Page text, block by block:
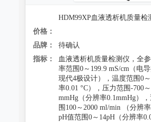
HDM99XP血液透析机质量检
价格：
品牌：
待确认
指标：
血液透析机质量检测仪，全
率范围0～199.9 mS/cm（电
现代4极设计），温度范围0
率0.01 °C），压力范围-700
mmHg（分辨率0.1mmHg）
围100～2000 ml/min （分辨
pH值范围0～14pH（分辨率